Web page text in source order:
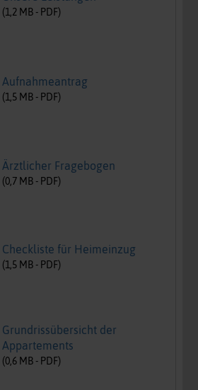
(1,2 MB - PDF)
Aufnahmeantrag
(1,5 MB - PDF)
Ärztlicher Fragebogen
(0,7 MB - PDF)
Checkliste für Heimeinzug
(1,5 MB - PDF)
Grundrissübersicht der
Appartements
(0,6 MB - PDF)